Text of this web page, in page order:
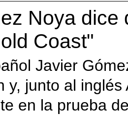
Noya dice
Coast"
Javier
y, junto al
en la prueba